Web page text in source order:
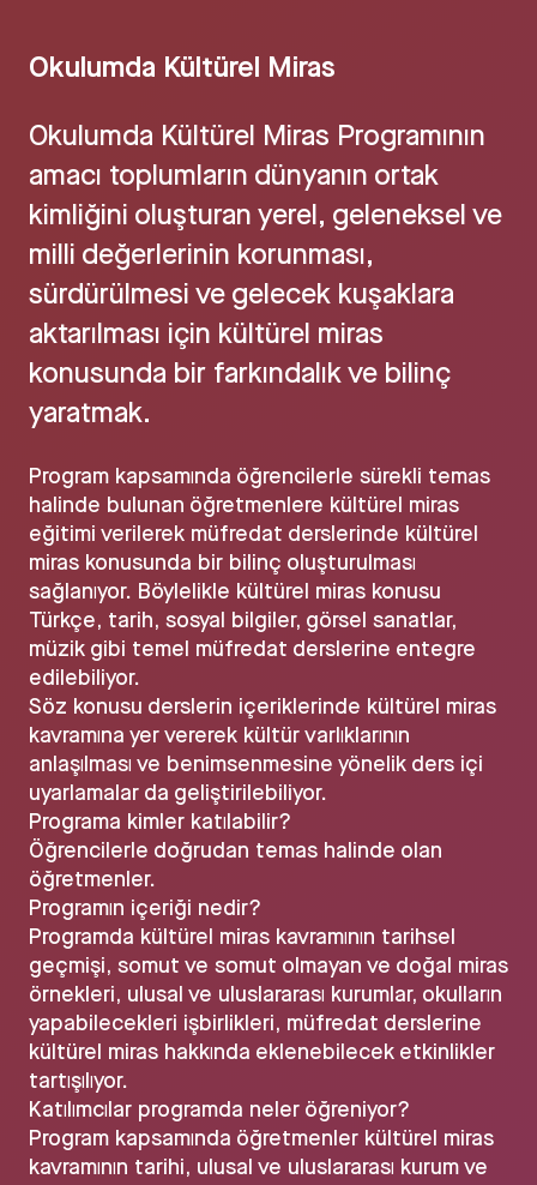
Okulumda Kültürel Miras
Okulumda Kültürel Miras Programının
amacı toplumların dünyanın ortak
kimliğini oluşturan yerel, geleneksel ve
milli değerlerinin korunması,
sürdürülmesi ve gelecek kuşaklara
aktarılması için kültürel miras
konusunda bir farkındalık ve bilinç
yaratmak.
Program kapsamında öğrencilerle sürekli temas
halinde bulunan öğretmenlere kültürel miras
eğitimi verilerek müfredat derslerinde kültürel
miras konusunda bir bilinç oluşturulması
sağlanıyor. Böylelikle kültürel miras konusu
Türkçe, tarih, sosyal bilgiler, görsel sanatlar,
müzik gibi temel müfredat derslerine entegre
edilebiliyor.
Söz konusu derslerin içeriklerinde kültürel miras
kavramına yer vererek kültür varlıklarının
anlaşılması ve benimsenmesine yönelik ders içi
uyarlamalar da geliştirilebiliyor.
Programa kimler katılabilir?
Öğrencilerle doğrudan temas halinde olan
öğretmenler.
Programın içeriği nedir?
Programda kültürel miras kavramının tarihsel
geçmişi, somut ve somut olmayan ve doğal miras
örnekleri, ulusal ve uluslararası kurumlar, okulların
yapabilecekleri işbirlikleri, müfredat derslerine
kültürel miras hakkında eklenebilecek etkinlikler
tartışılıyor.
Katılımcılar programda neler öğreniyor?
Program kapsamında öğretmenler kültürel miras
kavramının tarihi, ulusal ve uluslararası kurum ve